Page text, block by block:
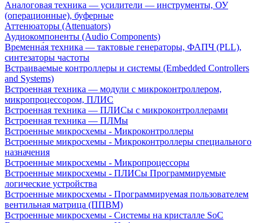
Аналоговая техника — усилители — инструменты, ОУ
(операционные), буферные
Аттенюаторы (Attenuators)
Аудиокомпоненты (Audio Components)
Временна́я техника — тактовые генераторы, ФАПЧ (PLL),
синтезаторы частоты
Встраиваемые контроллеры и системы (Embedded Controllers
and Systems)
Встроенная техника — модули с микроконтроллером,
микропроцессором, ПЛИС
Встроенная техника — ПЛИСы с микроконтроллерами
Встроенная техника — ПЛМы
Встроенные микросхемы - Микроконтроллеры
Встроенные микросхемы - Микроконтроллеры специального
назначения
Встроенные микросхемы - Микропроцессоры
Встроенные микросхемы - ПЛИСы Программируемые
логические устройства
Встроенные микросхемы - Программируемая пользователем
вентильная матрица (ППВМ)
Встроенные микросхемы - Системы на кристалле SoC